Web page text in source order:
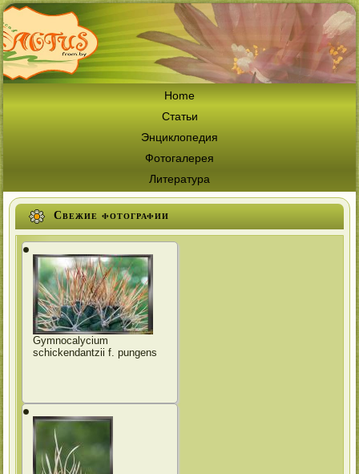
Home
Статьи
Энциклопедия
Фотогалерея
Литература
Свежие фотографии
Gymnocalycium
schickendantzii f. pungens